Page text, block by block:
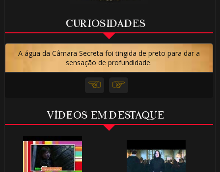
CURIOSIDADES
A água da Câmara Secreta foi tingida de preto para dar a
sensação de profundidade.
VÍDEOS EM DESTAQUE
⚡
⚡
🎈